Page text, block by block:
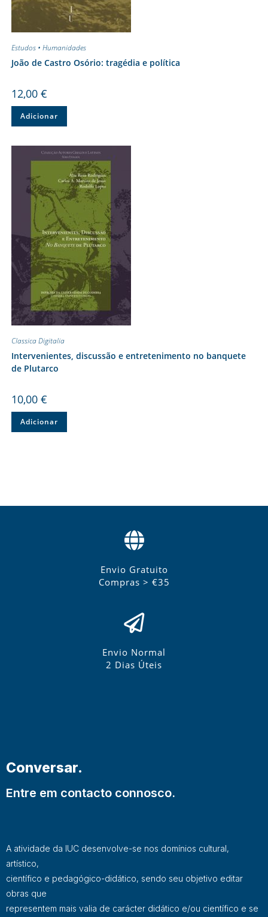
Estudos • Humanidades
João de Castro Osório: tragédia e política
12,00 €
Adicionar
Classica Digitalia
Intervenientes, discussão e entretenimento no banquete
de Plutarco
10,00 €
Adicionar
Envio Gratuito
Compras > €35
Envio Normal
2 Dias Úteis
Conversar.
Entre em contacto connosco.
A atividade da IUC desenvolve-se nos domínios cultural,
artístico,
científico e pedagógico-didático, sendo seu objetivo editar
obras que
representem mais valia de carácter didático e/ou científico e se